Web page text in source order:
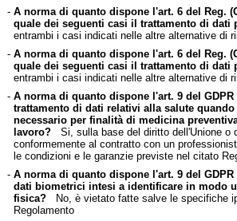
- A norma di quanto dispone l'art. 6 del Reg.
quale dei seguenti casi il trattamento di dati
entrambi i casi indicati nelle altre alternative di
- A norma di quanto dispone l'art. 6 del Reg.
quale dei seguenti casi il trattamento di dati
entrambi i casi indicati nelle altre alternative di
- A norma di quanto dispone l'art. 9 del
trattamento di dati relativi alla salute
necessario per finalità di medicina
lavoro?Si, sulla base del diritto dell'Unione o
conformemente al contratto con un
le condizioni e le garanzie previste nel citato
- A norma di quanto dispone l'art. 9 del
dati biometrici intesi a identificare in modo
fisica?No, è vietato fatte salve le specifiche
Regolamento